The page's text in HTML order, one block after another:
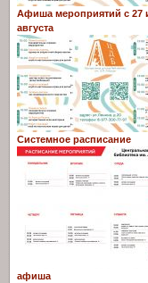
Афиша мероприятий с 27
августа
Системное расписание
афиша